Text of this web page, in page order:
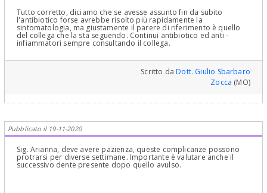
Tutto corretto, diciamo che se avesse assunto fin da subito
l'antibiotico forse avrebbe risolto più rapidamente la
sintomatologia, ma giustamente il parere di riferimento è quello
del collega che la sta seguendo. Continui antibiotico ed anti -
infiammatori sempre consultando il collega.
Scritto daDott. Giulio Sbarbaro
Zocca (MO)
Pubblicato il 19-11-2020
Sig. Arianna, deve avere pazienza, queste complicanze possono
protrarsi per diverse settimane. Importante è valutare anche il
successivo dente presente dopo quello avulso.